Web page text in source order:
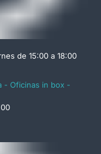
de 15:00 a 18:00
- Oficinas in box -